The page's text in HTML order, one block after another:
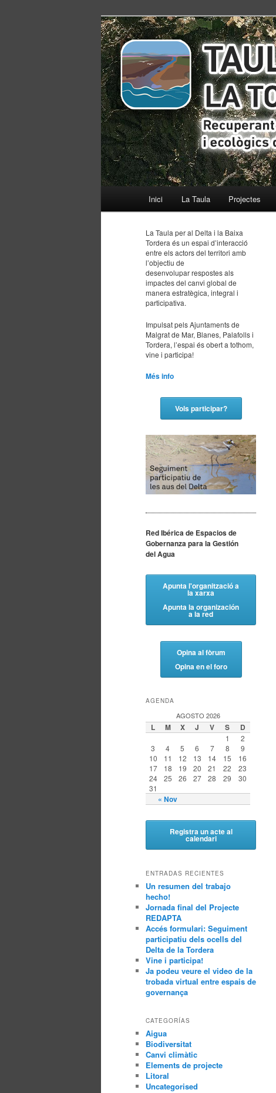
ISACC TorDelta
Recuperant els equilibris socials i
Ir
contenido
principal
Ir
contenido
secundario
Inici La Taula Projectes
La Taula per al Delta i la Baixa
Tordera és un espai d’interacció
entre els actors del territori amb
l’objectiu de
desenvolupar respostes als
impactes del canvi global de
manera estratègica, integral i
participativa.
Impulsat pels Ajuntaments de
Malgrat de Mar, Blanes, Palafolls i
Tordera, l’espai és obert a tothom,
vine i participa!
Més info
Vols participar?
Red Ibérica de Espacios de
Gobernanza para la Gestión
del Agua
Apunta l'organització a
la xarxa
Apunta la organización
a la red
Opina al fòrum
Opina en el foro
AGENDA
AGOSTO 2026
L M X J V S D
« Nov
1
2
3
4 5 6 7 8
9
10
11 12 13 14 15
16
17
18 19 20 21 22
23
24
25 26 27 28 29
30
31
Registra un acte al
calendari
ENTRADAS RECIENTES
Un resumen del trabajo
hecho!
Jornada final del Projecte
REDAPTA
Accés formulari: Seguiment
participatiu dels ocells del
Delta de la Tordera
Vine i participa!
Ja podeu veure el video de la
trobada virtual entre espais de
governança
CATEGORÍAS
Aigua
Biodiversitat
Canvi climàtic
Elements de projecte
Litoral
Uncategorised